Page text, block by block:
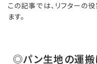
この記事では、リフターの
ます。
◎パン生地の運搬